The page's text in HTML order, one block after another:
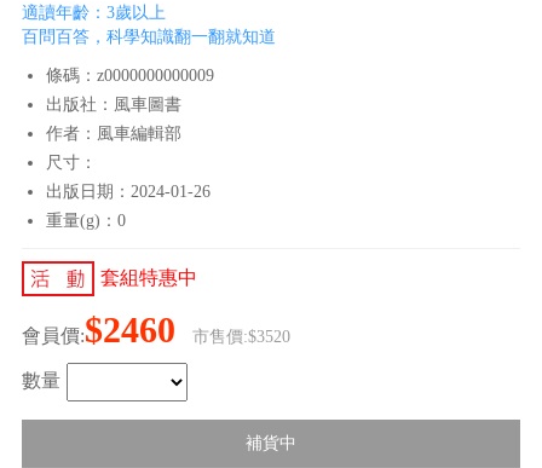
適讀年齡：3歲以上
百問百答，科學知識翻一翻就知道
條碼：z0000000000009
出版社：風車圖書
作者：風車編輯部
尺寸：
出版日期：2024-01-26
重量(g)：0
套組特惠中
會員價:$2460 市售價:$3520
數量